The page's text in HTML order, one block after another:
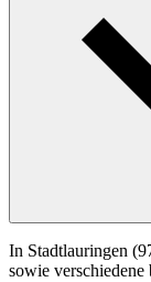
In Stadtlauringen
sowie